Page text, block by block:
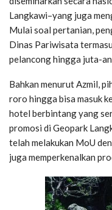
Langkawi–yang juga
Mulai soal pertanian,
Dinas Pariwisata
pelancong hingga juta-
Bahkan menurut Azmil,
roro hingga bisa masuk
hotel berbintang yang
promosi di Geopark
telah melakukan MoU
juga memperkenalkan